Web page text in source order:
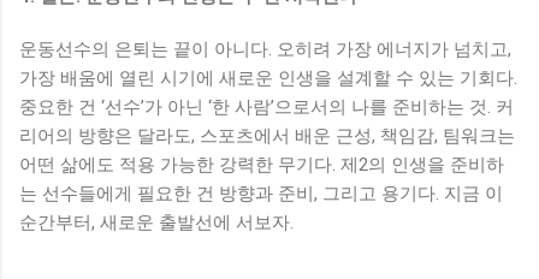
운동선수의 은퇴는 끝이 아니다. 오히려 가장 에너지가 넘치고,
가장 배움에 열린 시기에 새로운 인생을 설계할 수 있는 기회다.
중요한 건 ‘선수’가 아닌 ‘한 사람’으로서의 나를 준비하는 것. 커
리어의 방향은 달라도, 스포츠에서 배운 근성, 책임감, 팀워크는
어떤 삶에도 적용 가능한 강력한 무기다. 제2의 인생을 준비하
는 선수들에게 필요한 건 방향과 준비, 그리고 용기다. 지금 이
순간부터, 새로운 출발선에 서보자.